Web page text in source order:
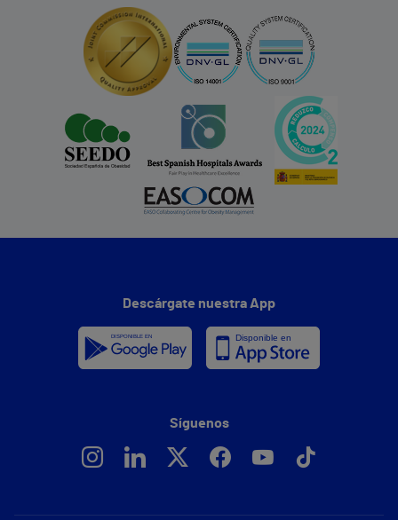
Descárgate nuestra App
Síguenos